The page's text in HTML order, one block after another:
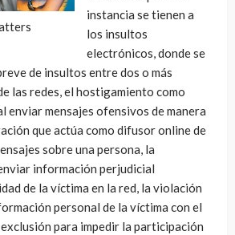
instancia se tienen a
los insultos
electrónicos, donde se
de insultos entre dos o más
las redes, el hostigamiento como
enviar mensajes ofensivos de manera
que actúa como difusor online de
sobre una persona, la
información perjudicial
de la víctima en la red, la violación
personal de la víctima con el
para impedir la participación